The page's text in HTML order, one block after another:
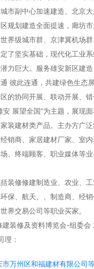
副中心加速建造、北京大
规划建造全面提速，廊坊
界级城市群、京津冀机场
了坚实基础，现代化工业
力巨大。服务雄安新区建
彼此连通，共建绿色生态
的协同开展、联动开展、错
展望全国”为主题，展现
装建材类产品。主办方广
销商、家居建材厂家、室
、终端顾客、职业媒体等
修修建制造业、农业、工
保、航天、、制造商、经
界交易公司等职业买家。
修及资料博览会-组委会
理：
市万州区和福建材有限公司